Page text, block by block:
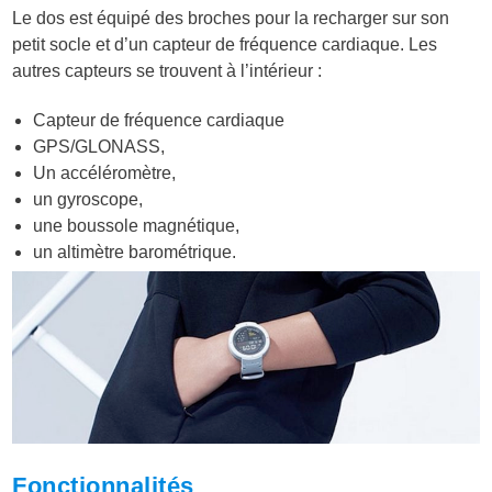
Le dos est équipé des broches pour la recharger sur son
petit socle et d’un capteur de fréquence cardiaque. Les
autres capteurs se trouvent à l’intérieur :
Capteur de fréquence cardiaque
GPS/GLONASS,
Un accéléromètre,
un gyroscope,
une boussole magnétique,
un altimètre barométrique.
Fonctionnalités